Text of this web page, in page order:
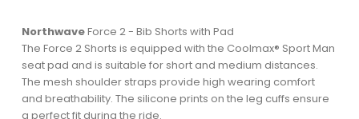
NorthwaveForce 2 - Bib Shorts with Pad
The Force 2 Shorts is equipped with the Coolmax® Sport Man
seat pad and is suitable for short and medium distances.
The mesh shoulder straps provide high wearing comfort
and breathability. The silicone prints on the leg cuffs ensure
a perfect fit during the ride.